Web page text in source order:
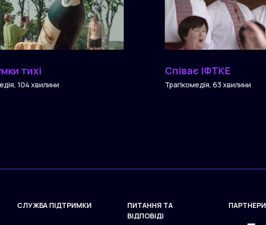
тихі
104 хвилини
Співає ІФТКЕ
Трагікомедія, 63 хвилини
СЛУЖБА ПІДТРИМКИ
ПИТАННЯ ТА
ВІДПОВІДІ
ПАРТНЕРИ